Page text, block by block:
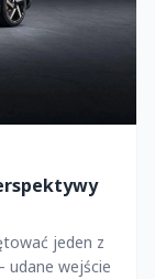
jeden z
udane wejście